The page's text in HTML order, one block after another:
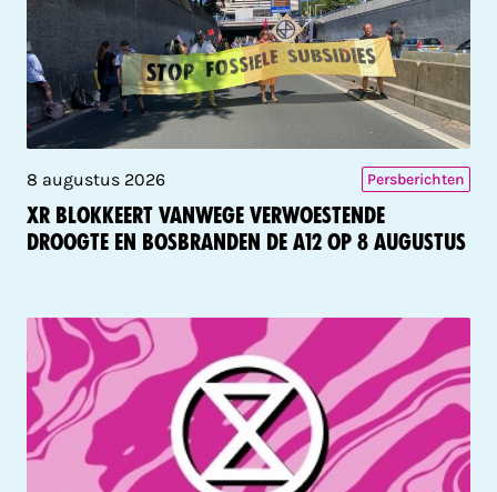
8 augustus 2026 Persberichten
XR blokkeert vanwege verwoestende
droogte en bosbranden de A12 op 8 augustus